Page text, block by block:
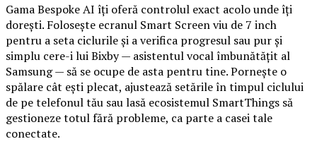
Gama Bespoke AI îți oferă controlul exact acolo unde îți
dorești. Folosește ecranul Smart Screen viu de 7 inch
pentru a seta ciclurile și a verifica progresul sau pur și
simplu cere-i lui Bixby — asistentul vocal îmbunătățit al
Samsung — să se ocupe de asta pentru tine. Pornește o
spălare cât ești plecat, ajustează setările în timpul ciclului
de pe telefonul tău sau lasă ecosistemul SmartThings să
gestioneze totul fără probleme, ca parte a casei tale
conectate.